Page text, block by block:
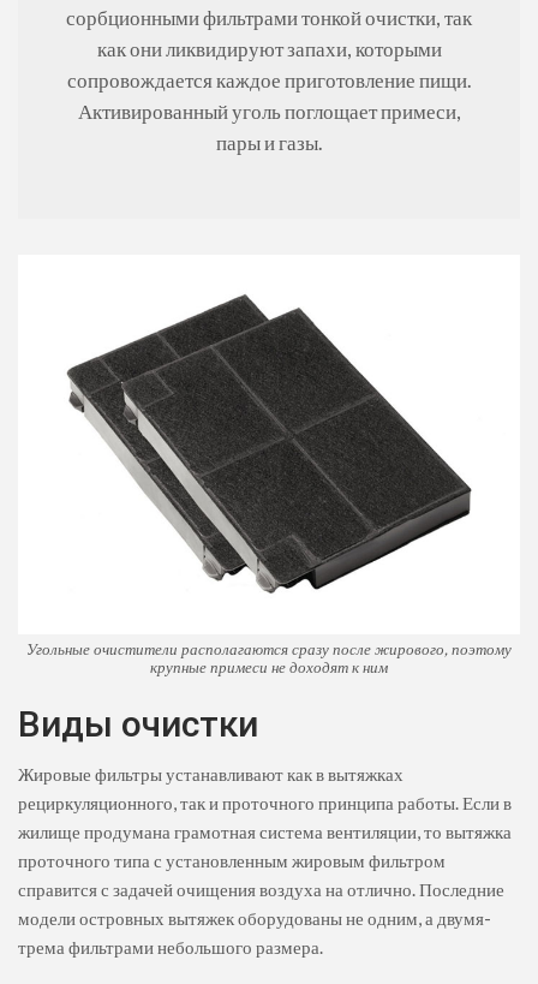
сорбционными фильтрами тонкой очистки, так
как они ликвидируют запахи, которыми
сопровождается каждое приготовление пищи.
Активированный уголь поглощает примеси,
пары и газы.
Угольные очистители располагаются сразу после жирового, поэтому
крупные примеси не доходят к ним
Виды очистки
Жировые фильтры устанавливают как в вытяжках
рециркуляционного, так и проточного принципа работы. Если в
жилище продумана грамотная система вентиляции, то вытяжка
проточного типа с установленным жировым фильтром
справится с задачей очищения воздуха на отлично. Последние
модели островных вытяжек оборудованы не одним, а двумя-
трема фильтрами небольшого размера.